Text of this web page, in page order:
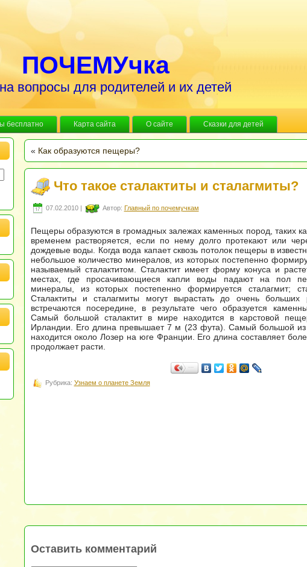
ПОЧЕМУчка
вопросы для родителей и их детей
бесплатно Карта сайта О сайте Сказки для детей
« Как образуются пещеры?
Что такое сталактиты и сталагмиты?
07.02.2010 | Автор: Главный по почемучкам
Пещеры образуются в громадных залежах каменных пород, таких
временем растворяется, если по нему долго протекают или
дождевые воды. Когда вода капает сквозь потолок пещеры в
небольшое количество минералов, из которых постепенно
называемый сталактитом.
Сталактит имеет форму конуса и
местах, где просачивающиеся капли воды падают на пол
минералы, из которых постепенно формируется сталагмит;
Сталактиты и сталагмиты могут вырастать до очень больших
встречаются посередине, в результате чего образуется
Самый большой сталактит в мире находится в карстовой
Ирландии. Его длина превышает 7 м (23 фута). Самый большой из
находится около Лозер на юге Франции. Его длина составляет
продолжает расти.
Рубрика: Узнаем о планете Земля
Оставить комментарий